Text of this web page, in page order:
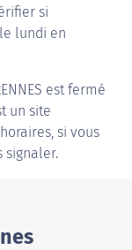
si
lundi en
est fermé
un site
si vous
signaler.